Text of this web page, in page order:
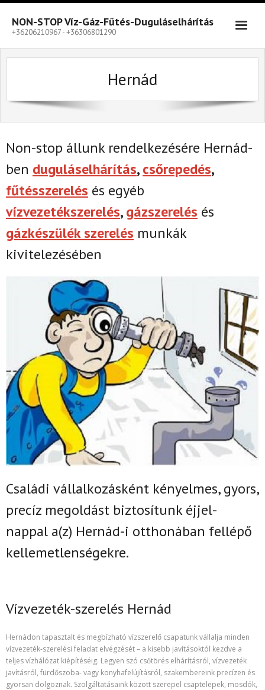
Skip
content
NON-STOP Víz-Gáz-Fűtés-Duguláselhárítás
+36206210967 - +36306801290
Hernád
Non-stop állunk rendelkezésére Hernád-
ben duguláselhárítás,csőrepedés,
fűtésszerelés és egyéb
vízvezetékszerelés,gázszerelés és
gázkészülék szerelés munkák
kivitelezésében
Családi vállalkozásként kényelmes, gyors,
precíz megoldást biztosítunkéjjel-
nappal a(z) Hernád-i otthonában fellépő
kellemetlenségekre.
Vízvezeték-szerelés Hernád
Hernádon tapasztalt és megbízható vízszerelő csapatunk vállalja minden
vízvezeték-szerelési feladat elvégzését – a kisebb javításoktól kezdve a
teljes vízhálózat kiépítéséig. Legyen szó csőtörés elhárításról, vízvezeték
javításról, fürdőszoba- vagy konyhafelújításról, szakembereink precízen és
gyorsan dolgoznak. Szolgáltatásaink között szerepel csaptelepek, mosdók,